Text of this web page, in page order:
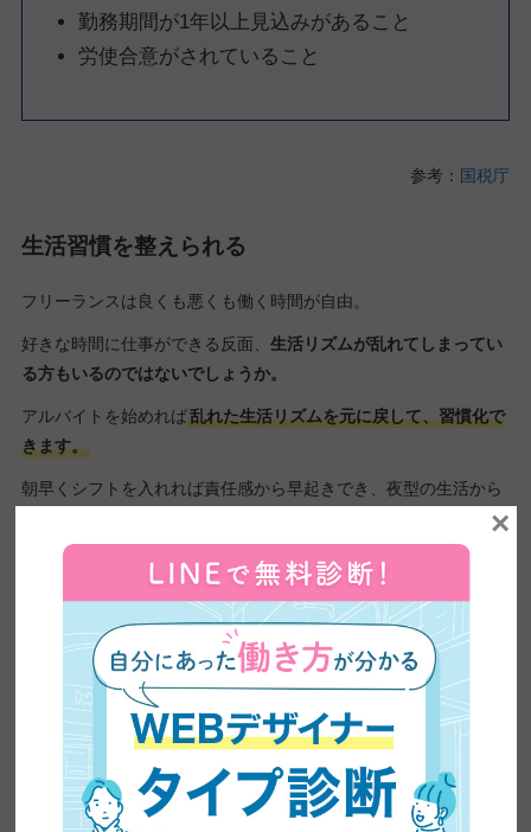
勤務期間が1年以上見込みがあること
労使合意がされていること
参考： 国税庁
生活習慣を整えられる
フリーランスは良くも悪くも働く時間が自由。
好きな時間に仕事ができる反面、 生活リズムが乱れてしまってい
る方もいるのではないでしょうか。
アルバイトを始めれば乱れた生活リズムを元に戻して、習慣化で
きます。
朝早くシフトを入れれば責任感から早起きでき、夜型の生活から
生活リズムが整えば、体調も良くなるのでフリーランスとしての
生産性も上がっていきますよ。
ただし、時給がいいからといって夜勤のバイトや終わるのが遅い
飲食店のバイトをすると本末転倒です。
フリーランスの仕事に悪影響が出ないように選んでくださいね。
新たな出会いがある
×